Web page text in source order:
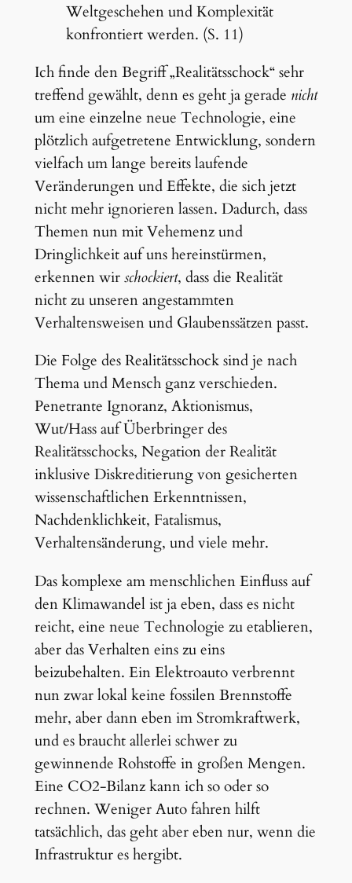
Weltgeschehen und Komplexität
konfrontiert werden. (S. 11)
Ich finde den Begriff „Realitätsschock“ sehr
treffend gewählt, denn es geht ja gerade nicht
um eine einzelne neue Technologie, eine
plötzlich aufgetretene Entwicklung, sondern
vielfach um lange bereits laufende
Veränderungen und Effekte, die sich jetzt
nicht mehr ignorieren lassen. Dadurch, dass
Themen nun mit Vehemenz und
Dringlichkeit auf uns hereinstürmen,
erkennen wirschockiert, dass die Realität
nicht zu unseren angestammten
Verhaltensweisen und Glaubenssätzen passt.
Die Folge des Realitätsschock sind je nach
Thema und Mensch ganz verschieden.
Penetrante Ignoranz, Aktionismus,
Wut/Hass auf Überbringer des
Realitätsschocks, Negation der Realität
inklusive Diskreditierung von gesicherten
wissenschaftlichen Erkenntnissen,
Nachdenklichkeit, Fatalismus,
Verhaltensänderung, und viele mehr.
Das komplexe am menschlichen Einfluss auf
den Klimawandel ist ja eben, dass es nicht
reicht, eine neue Technologie zu etablieren,
aber das Verhalten eins zu eins
beizubehalten. Ein Elektroauto verbrennt
nun zwar lokal keine fossilen Brennstoffe
mehr, aber dann eben im Stromkraftwerk,
und es braucht allerlei schwer zu
gewinnende Rohstoffe in großen Mengen.
Eine CO2-Bilanz kann ich so oder so
rechnen. Weniger Auto fahren hilft
tatsächlich, das geht aber eben nur, wenn die
Infrastruktur es hergibt.